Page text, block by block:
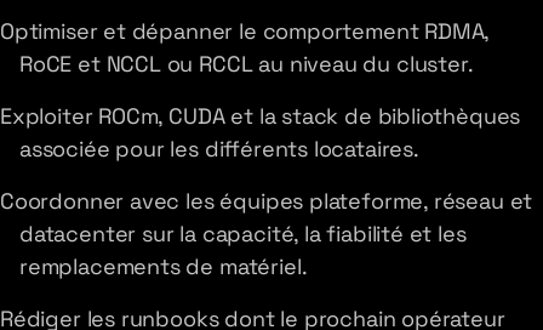
Optimiser et dépanner le comportement RDMA,
RoCE et NCCL ou RCCL au niveau du cluster.
Exploiter ROCm, CUDA et la stack de bibliothèques
associée pour les différents locataires.
Coordonner avec les équipes plateforme, réseau et
datacenter sur la capacité, la fiabilité et les
remplacements de matériel.
Rédiger les runbooks dont le prochain opérateur